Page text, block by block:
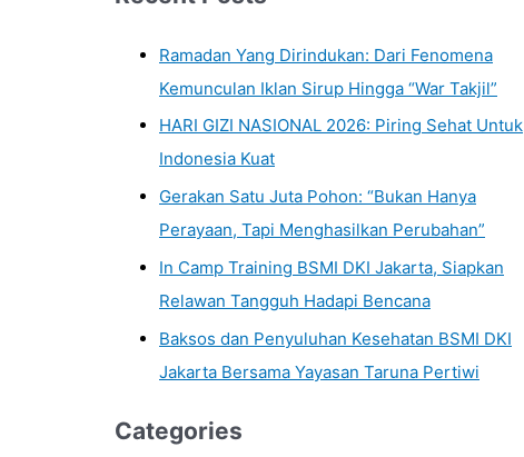
Ramadan Yang Dirindukan: Dari Fenomena
Kemunculan Iklan Sirup Hingga “War Takjil”
HARI GIZI NASIONAL 2026: Piring Sehat Untuk
Indonesia Kuat
Gerakan Satu Juta Pohon: “Bukan Hanya
Perayaan, Tapi Menghasilkan Perubahan”
In Camp Training BSMI DKI Jakarta, Siapkan
Relawan Tangguh Hadapi Bencana
Baksos dan Penyuluhan Kesehatan BSMI DKI
Jakarta Bersama Yayasan Taruna Pertiwi
Categories